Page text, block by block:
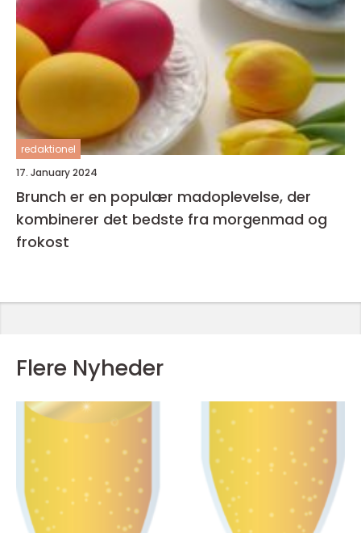
redaktionel
17. January 2024
Brunch er en populær madoplevelse, der
kombinerer det bedste fra morgenmad og
frokost
Flere Nyheder